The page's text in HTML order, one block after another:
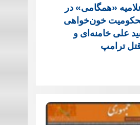
«همگامی» در
خون‌خواهی
علی خامنه‌ای و
ترامپ